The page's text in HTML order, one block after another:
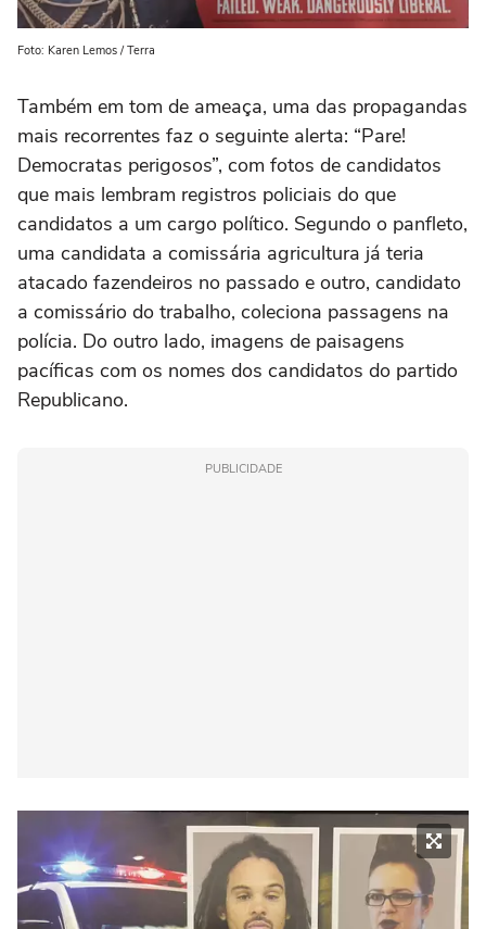
Foto: Karen Lemos / Terra
Também em tom de ameaça, uma das propagandas
mais recorrentes faz o seguinte alerta: “Pare!
Democratas perigosos”, com fotos de candidatos
que mais lembram registros policiais do que
candidatos a um cargo político. Segundo o panfleto,
uma candidata a comissária agricultura já teria
atacado fazendeiros no passado e outro, candidato
a comissário do trabalho, coleciona passagens na
polícia. Do outro lado, imagens de paisagens
pacíficas com os nomes dos candidatos do partido
Republicano.
PUBLICIDADE